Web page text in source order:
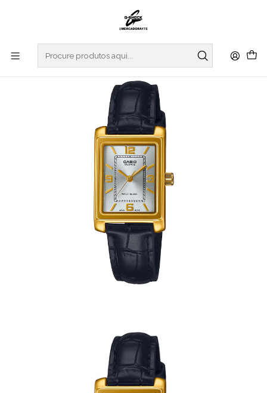
CASIO COLLECTION
Analogic Series LTP-1234PGL-7A2EF